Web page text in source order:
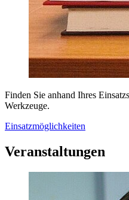
Finden Sie anhand Ihres
Werkzeuge.
Einsatzmöglichkeiten
Veranstaltungen